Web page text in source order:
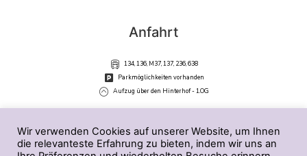
Anfahrt
134, 136, M37, 137, 236, 638
Parkmöglichkeiten vorhanden
Aufzug über den Hinterhof - 1.OG
Kontakt
Wir verwenden Cookies auf unserer Website, um Ihnen
die relevanteste Erfahrung zu bieten, indem wir uns an